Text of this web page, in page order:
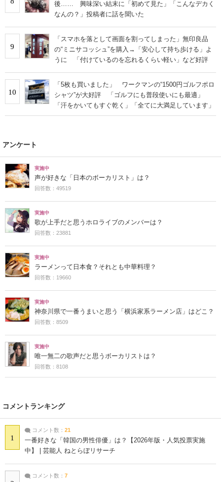
後…… 興味深い結末に「初めて見た」「こんなデカく
なんの？」投稿者に話を聞いた
9
「スマホを落として画面を割ってしまった」無印良品
の“ミニサコッシュ”を購入→「安心して持ち歩ける」よ
うに 「付けているのを忘れるくらい軽い」など好評
10
「5枚も買いました」 ワークマンの“1500円ゴルフポロ
シャツ”が大好評 「ゴルフにも普段使いにも最適」
「汗をかいてもすぐ乾く」「全てに大満足しています」
アンケート
実施中
声が好きな「日本のボーカリスト」は？
回答数：49519
実施中
歌が上手だと思うホロライブのメンバーは？
回答数：23881
実施中
ラーメンって日本食？それとも中華料理？
回答数：19660
実施中
神奈川県で一番うまいと思う「横浜家系ラーメン店」はどこ？
回答数：8509
実施中
唯一無二の歌声だと思うボーカリストは？
回答数：8108
コメントランキング
1
コメント数： 21
一番好きな「韓国の男性俳優」は？【2026年版・人気投票実施
中】 | 芸能人 ねとらぼリサーチ
コメント数： 7